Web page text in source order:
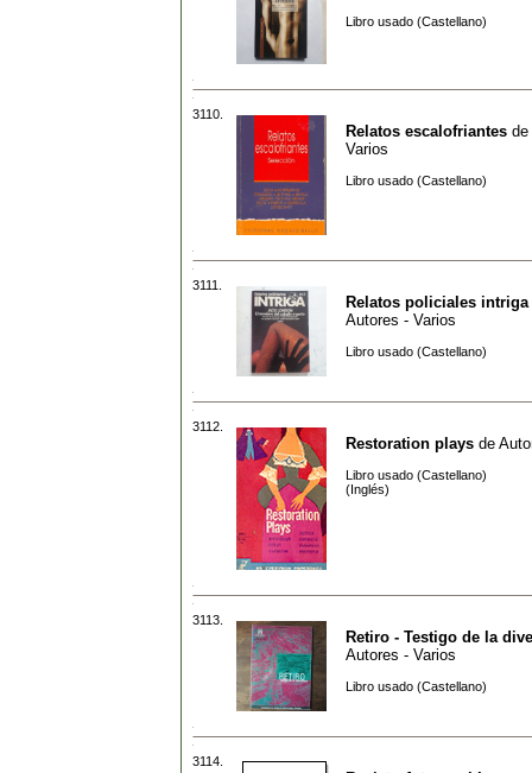
Libro usado (Castellano)
3110.
Relatos escalofriantes de
Varios
Libro usado (Castellano)
3111.
Relatos policiales intriga
Autores - Varios
Libro usado (Castellano)
3112.
Restoration plays de
Libro usado (Castellano)
(Inglés)
3113.
Retiro - Testigo de la
Autores - Varios
Libro usado (Castellano)
3114.